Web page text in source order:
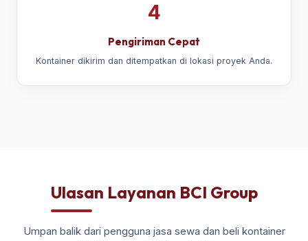
4
Pengiriman Cepat
Kontainer dikirim dan ditempatkan di lokasi proyek Anda.
Ulasan Layanan BCI Group
Umpan balik dari pengguna jasa sewa dan beli kontainer